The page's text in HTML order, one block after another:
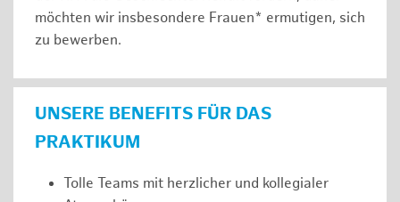
möchten wir insbesondere Frauen* ermutigen, sich
zu bewerben.
UNSERE BENEFITS FÜR DAS
PRAKTIKUM
Tolle Teams mit herzlicher und kollegialer